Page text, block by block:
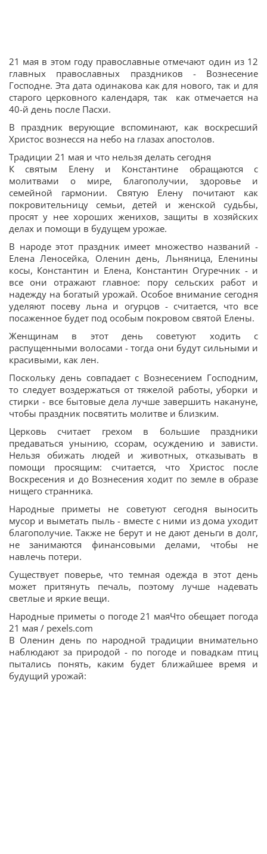
21 мая в этом году православные отмечают один из 12
главных православных праздников - Вознесение
Господне. Эта дата одинакова как для нового, так и для
старого церковного календаря, так как отмечается на
40-й день после Пасхи.
В праздник верующие вспоминают, как воскресший
Христос вознесся на небо на глазах апостолов.
Традиции 21 мая и что нельзя делать сегодня
К святым Елену и Константине обращаются с
молитвами о мире, благополучии, здоровье и
семейной гармонии. Святую Елену почитают как
покровительницу семьи, детей и женской судьбы,
просят у нее хороших женихов, защиты в хозяйских
делах и помощи в будущем урожае.
В народе этот праздник имеет множество названий -
Елена Леносейка, Оленин день, Льняница, Еленины
косы, Константин и Елена, Константин Огуречник - и
все они отражают главное: пору сельских работ и
надежду на богатый урожай. Особое внимание сегодня
уделяют посеву льна и огурцов - считается, что все
посаженное будет под особым покровом святой Елены.
Женщинам в этот день советуют ходить с
распущенными волосами - тогда они будут сильными и
красивыми, как лен.
Поскольку день совпадает с Вознесением Господним,
то следует воздержаться от тяжелой работы, уборки и
стирки - все бытовые дела лучше завершить накануне,
чтобы праздник посвятить молитве и близким.
Церковь считает грехом в большие праздники
предаваться унынию, ссорам, осуждению и зависти.
Нельзя обижать людей и животных, отказывать в
помощи просящим: считается, что Христос после
Воскресения и до Вознесения ходит по земле в образе
нищего странника.
Народные приметы не советуют сегодня выносить
мусор и выметать пыль - вместе с ними из дома уходит
благополучие. Также не берут и не дают деньги в долг,
не занимаются финансовыми делами, чтобы не
навлечь потери.
Существует поверье, что темная одежда в этот день
может притянуть печаль, поэтому лучше надевать
светлые и яркие вещи.
Народные приметы о погоде 21 маяЧто обещает погода
21 мая / pexels.com
В Оленин день по народной традиции внимательно
наблюдают за природой - по погоде и повадкам птиц
пытались понять, каким будет ближайшее время и
будущий урожай: